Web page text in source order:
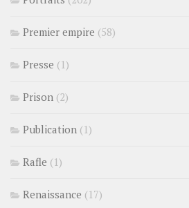
Premier empire (58)
Presse (1)
Prison (2)
Publication (1)
Rafle (1)
Renaissance (17)